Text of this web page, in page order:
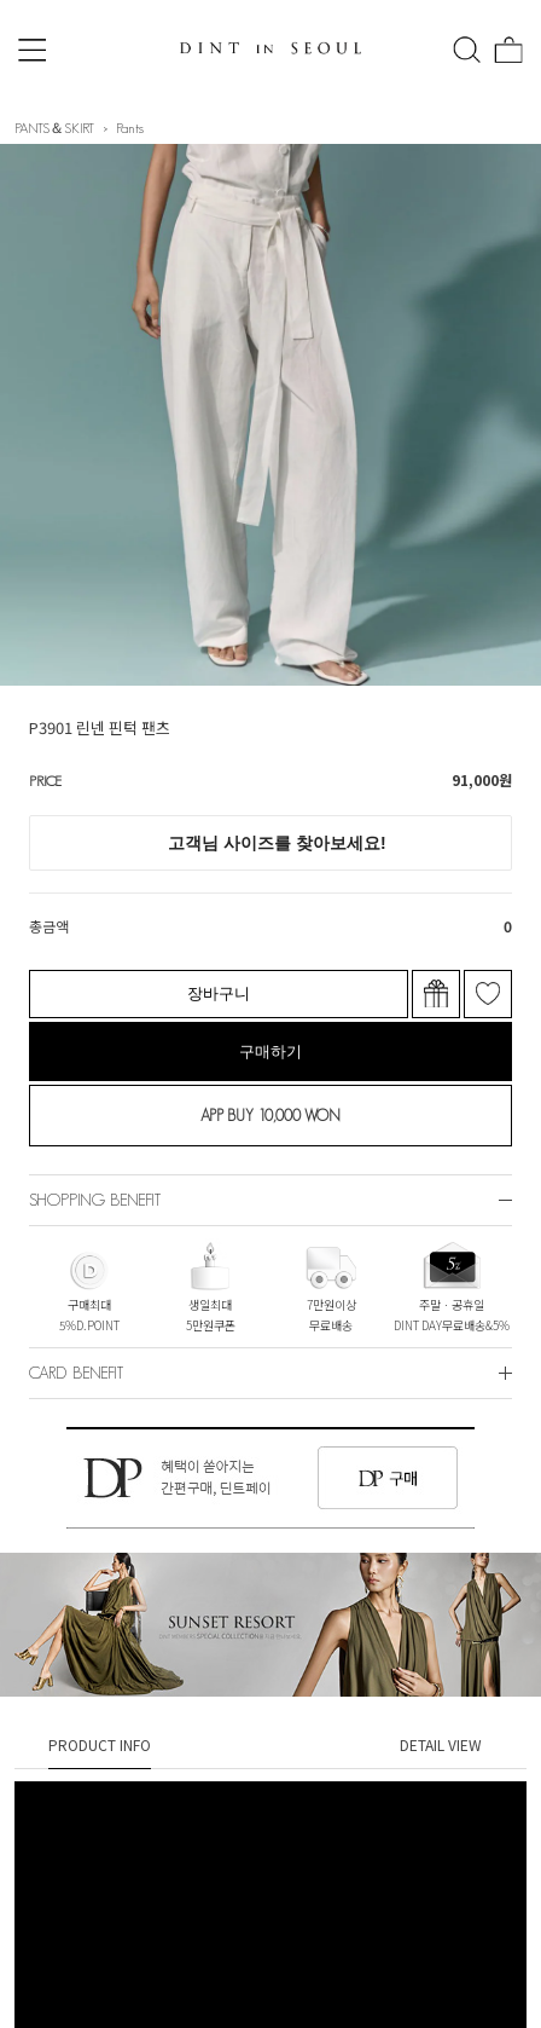
PANTS＆SKIRT Pants
P3901 린넨 핀턱 팬츠
PRICE 91,000원
총금액 0
장바구니
구매하기
SHOPPING BENEFIT
구매최대
5%D.POINT
생일최대
5만원쿠폰
7만원이상
무료배송
주말ㆍ공휴일
DINT DAY무료배송&5%
CARD BENEFIT
PRODUCT INFO DETAIL VIEW